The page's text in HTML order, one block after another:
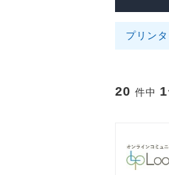
プリン
20 件中